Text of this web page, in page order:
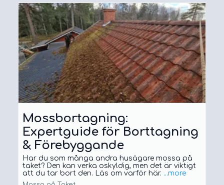
Mossbortagning:
Expertguide för Borttagning
& Förebyggande
Har du som många andra husägare mossa på
taket? Den kan verka oskyldig, men det är viktigt
att du tar bort den. Läs om varför här. ...more